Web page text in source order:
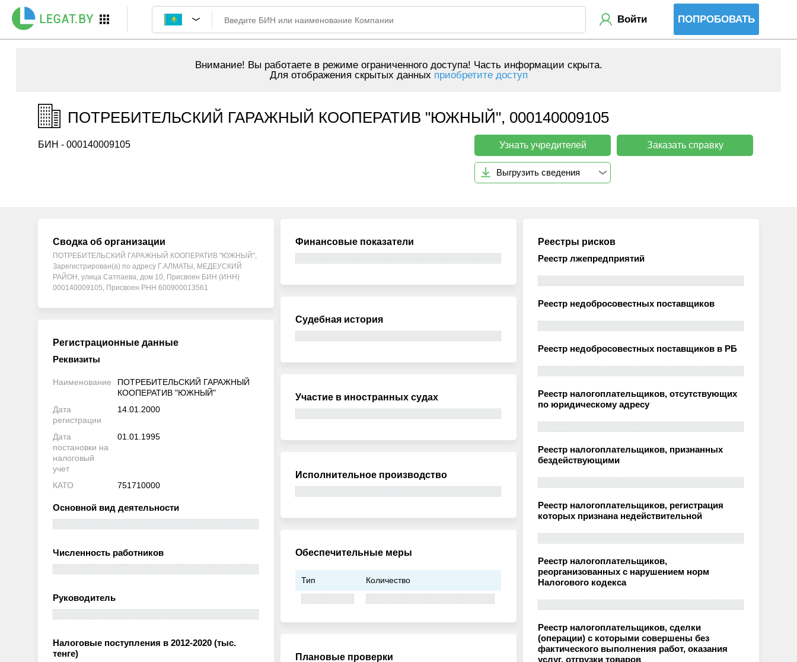
Войти ПОПРОБОВАТЬ
Внимание! Вы работаете в режиме ограниченного доступа! Часть информации скрыта.
Для отображения скрытых данных приобретите доступ
ПОТРЕБИТЕЛЬСКИЙ ГАРАЖНЫЙ КООПЕРАТИВ "ЮЖНЫЙ", 000140009105
БИН - 000140009105 Узнать учредителей Заказать справку
Выгрузить сведения
Сводка об организации
ПОТРЕБИТЕЛЬСКИЙ ГАРАЖНЫЙ КООПЕРАТИВ "ЮЖНЫЙ",
Зарегистрирован(а) по адресу Г.АЛМАТЫ, МЕДЕУСКИЙ
РАЙОН, улица Сатпаева, дом 10, Присвоен БИН (ИНН)
000140009105, Присвоен РНН 600900013561
Регистрационные данные
Реквизиты
Наименование
ПОТРЕБИТЕЛЬСКИЙ ГАРАЖНЫЙ
КООПЕРАТИВ "ЮЖНЫЙ"
Дата
регистрации
14.01.2000
Дата
постановки на
налоговый
учет
01.01.1995
КАТО 751710000
Основной вид деятельности
Численность работников
Руководитель
Налоговые поступления в 2012-2020 (тыс.
тенге)
Финансовые показатели
Судебная история
Участие в иностранных судах
Исполнительное производство
Обеспечительные меры
Тип Количество
Плановые проверки
Реестры рисков
Реестр лжепредприятий
Реестр недобросовестных поставщиков
Реестр недобросовестных поставщиков в РБ
Реестр налогоплательщиков, отсутствующих
по юридическому адресу
Реестр налогоплательщиков, признанных
бездействующими
Реестр налогоплательщиков, регистрация
которых признана недействительной
Реестр налогоплательщиков,
реорганизованных с нарушением норм
Налогового кодекса
Реестр налогоплательщиков, сделки
(операции) с которыми совершены без
фактического выполнения работ, оказания
услуг, отгрузки товаров